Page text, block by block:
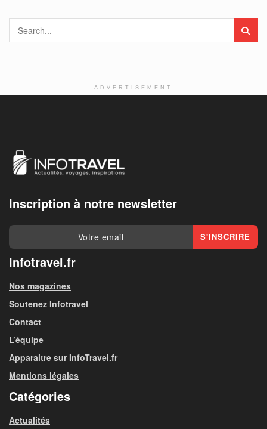
ADVERTISEMENT
Inscription à notre newsletter
Infotravel.fr
Nos magazines
Soutenez Infotravel
Contact
L’équipe
Apparaitre sur InfoTravel.fr
Mentions légales
Catégories
Actualités